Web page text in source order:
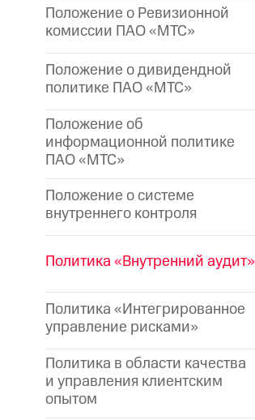
Положение о Ревизионной
комиссии ПАО «МТС»
Положение о дивидендной
политике ПАО «МТС»
Положение об
информационной политике
ПАО «МТС»
Положение о системе
внутреннего контроля
Политика «Внутренний аудит»
Политика «Интегрированное
управление рисками»
Политика в области качества
и управления клиентским
опытом